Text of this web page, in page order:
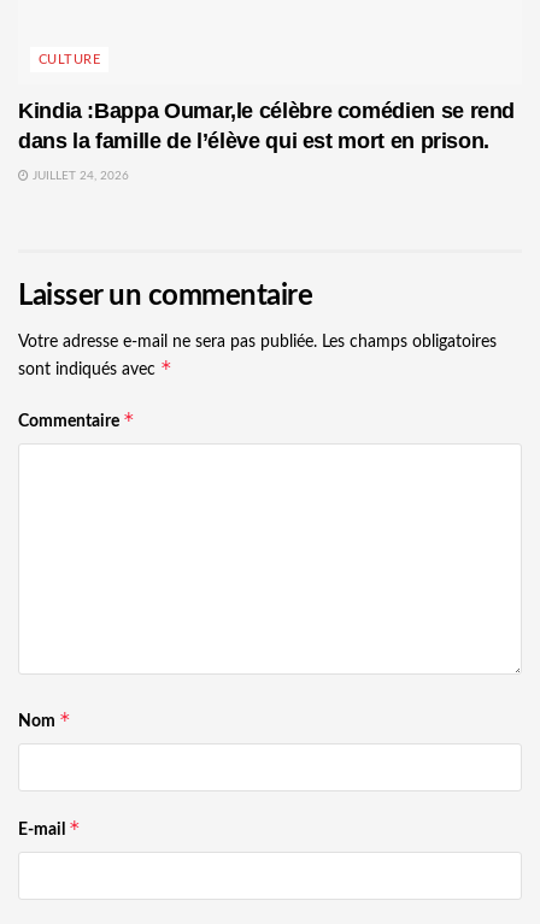
CULTURE
Kindia :Bappa Oumar,le célèbre comédien se rend
dans la famille de l’élève qui est mort en prison.
JUILLET 24, 2026
Laisser un commentaire
Votre adresse e-mail ne sera pas publiée. Les champs obligatoires
sont indiqués avec *
Commentaire *
Nom *
E-mail *